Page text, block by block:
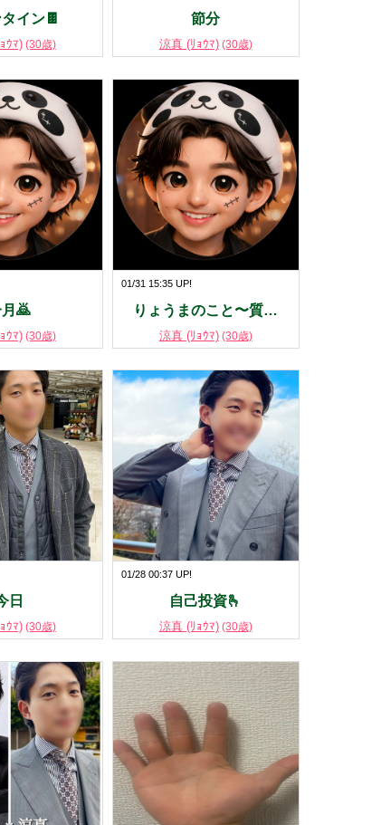
イン🍫
ｳﾏ) (30歳)
節分
涼真 (ﾘｮｳﾏ) (30歳)
🙇
ｳﾏ) (30歳)
01/31 15:35 UP!
りょうまのこと〜質…
涼真 (ﾘｮｳﾏ) (30歳)
日
ｳﾏ) (30歳)
01/28 00:37 UP!
自己投資🫰
涼真 (ﾘｮｳﾏ) (30歳)